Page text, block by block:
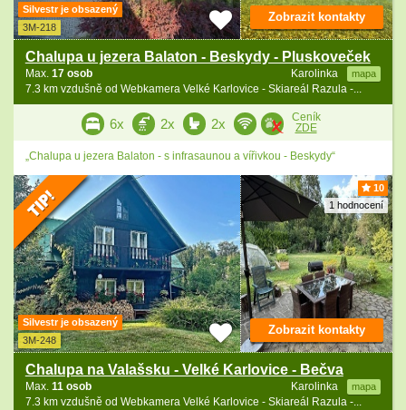
Silvestr je obsazený
3M-218
Chalupa u jezera Balaton - Beskydy - Pluskoveček
Karolinka mapa
Max. 17 osob
7.3 km vzdušně od Webkamera Velké Karlovice - Skiareál Razula -...
Zobrazit kontakty
6x 2x 2x
Ceník
ZDE
„Chalupa u jezera Balaton - s infrasaunou a vířivkou - Beskydy“
10
1 hodnocení
Silvestr je obsazený
3M-248
Chalupa na Valašsku - Velké Karlovice - Bečva
Karolinka mapa
Max. 11 osob
7.3 km vzdušně od Webkamera Velké Karlovice - Skiareál Razula -...
Zobrazit kontakty